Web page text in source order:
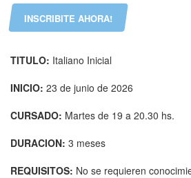
INSCRIBITE AHORA!
TITULO: Italiano Inicial
INICIO: 23 de junio de 2026
CURSADO: Martes de 19 a 20.30 hs.
DURACION: 3 meses
REQUISITOS: No se requieren